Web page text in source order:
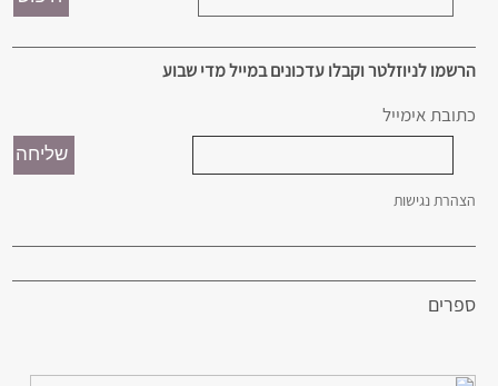
הרשמו לניוזלטר וקבלו עדכונים במייל מדי שבוע
כתובת אימייל
הצהרת נגישות
ספרים